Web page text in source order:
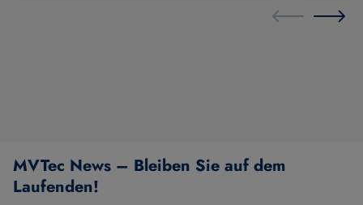
MVTec News – Bleiben Sie auf dem
Laufenden!